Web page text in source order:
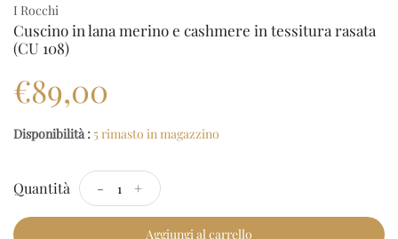
I Rocchi
Cuscino in lana merino e cashmere in tessitura rasata
(CU 108)
€89,00
Disponibilità : 5 rimasto in magazzino
Quantità - +
Aggiungi al carrello